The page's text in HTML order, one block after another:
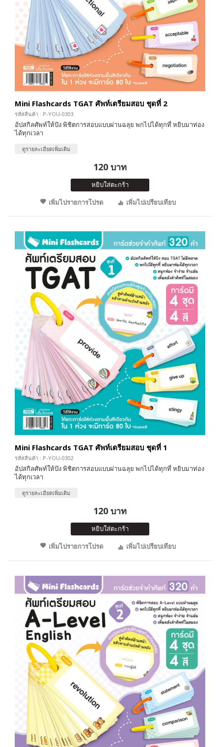
Mini Flashcards TGAT ศัพท์เตรียมสอบ ชุดที่ 2
รหัสสินค้า : P-YOU-0303
อัปสกิลศัพท์ให้ปัง พิชิตการสอบแบบผ่านฉลุย พกไปได้ทุกที่ หยิบมาท่อง
ได้ทุกเวลา
ดูรายละเอียดเพิ่มเติม
120 บาท
หยิบใส่ตะกร้า
เพิ่มไปรายการโปรด
เพิ่มไปเปรียบเทียบ
Mini Flashcards TGAT ศัพท์เตรียมสอบ ชุดที่ 1
รหัสสินค้า : P-YOU-0302
อัปสกิลศัพท์ให้ปัง พิชิตการสอบแบบผ่านฉลุย พกไปได้ทุกที่ หยิบมาท่อง
ได้ทุกเวลา
ดูรายละเอียดเพิ่มเติม
120 บาท
หยิบใส่ตะกร้า
เพิ่มไปรายการโปรด
เพิ่มไปเปรียบเทียบ